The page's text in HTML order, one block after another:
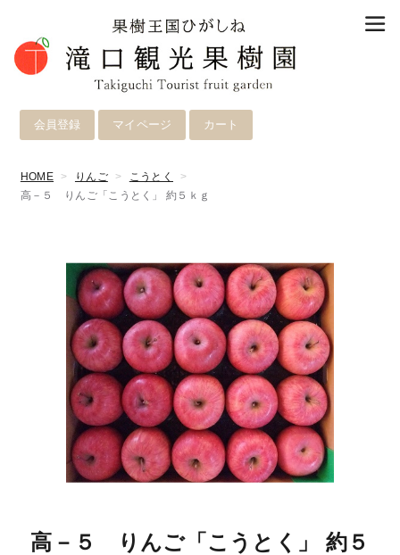
カート
マイページ
会員登録
HOME りんご
こうとく
高－５ りんご「こうとく」 約５ｋｇ
高－５ りんご「こうとく」 約５